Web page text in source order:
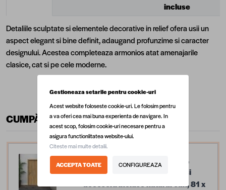
incluse
Detaliile sculptate si elementele decorative in relief ofera usii un
aspect elegant si bine definit, adaugand profunzime si caracter
designului. Acestea completeaza armonios atat amenajarile
clasice, cat si pe cele moderne.
CUMPĂRĂ ÎMPREUNĂ
Usa interior din MDF Idealine,
model 9230, reversibila, toc si
accesorii incluse natural oak, 81 x
Gestioneaza setarile pentru cookie-uri
Acest website foloseste cookie-uri. Le folosim pentru
a va oferi cea mai buna experienta de navigare. In
acest scop, folosim cookie-uri necesare pentru a
asigura functionlitatea website-ului.
Citeste mai multe detalii.
ACCEPTA TOATE CONFIGUREAZA